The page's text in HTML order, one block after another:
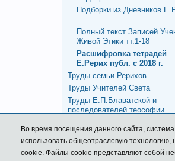
Подборки из Дневников
Полный текст Записей
Живой Этики тт.1-18
Расшифровка тетрадей
Е.Рерих публ. с 2018 г.
Труды семьи Рерихов
Труды Учителей Света
Труды Е.П.Блаватской и
последователей теософии
Книги об Учителях и
Работы учеников Рерихов и их
последователей
Во время посещения данного сайта, система
использовать общеотраслевую технологию, называемую
cookie. Файлы cookie представляют собой